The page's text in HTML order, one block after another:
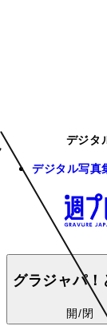
デジタ
デジタル写真
グラジャパ！
開/閉